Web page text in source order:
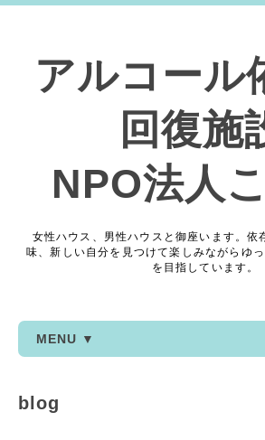
アルコール
回復施
NPO法人
女性ハウス、男性ハウスと御座います。依
味、新しい自分を見つけて楽しみながらゆ
を目指しています。
MENU ▼
blog